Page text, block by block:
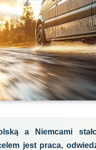
a Niemcami
jest praca,